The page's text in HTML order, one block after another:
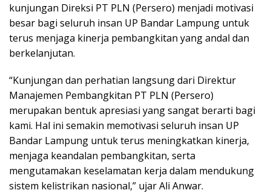
kunjungan Direksi PT PLN (Persero) menjadi motivasi
besar bagi seluruh insan UP Bandar Lampung untuk
terus menjaga kinerja pembangkitan yang andal dan
berkelanjutan.
“Kunjungan dan perhatian langsung dari Direktur
Manajemen Pembangkitan PT PLN (Persero)
merupakan bentuk apresiasi yang sangat berarti bagi
kami. Hal ini semakin memotivasi seluruh insan UP
Bandar Lampung untuk terus meningkatkan kinerja,
menjaga keandalan pembangkitan, serta
mengutamakan keselamatan kerja dalam mendukung
sistem kelistrikan nasional,” ujar Ali Anwar.